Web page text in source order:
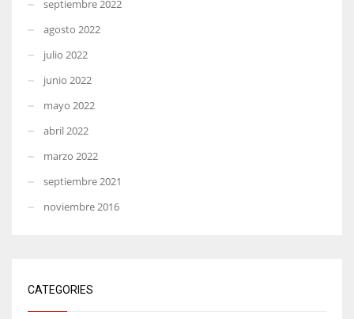
septiembre 2022
agosto 2022
julio 2022
junio 2022
mayo 2022
abril 2022
marzo 2022
septiembre 2021
noviembre 2016
CATEGORIES